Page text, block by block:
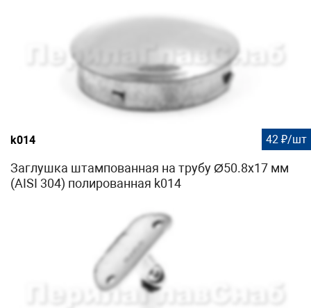
k014 42 ₽/шт
Заглушка штампованная на трубу Ø50.8х17 мм
(AISI 304) полированная k014